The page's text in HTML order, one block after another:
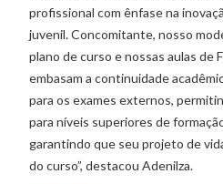
profissional com ênfase na
juvenil. Concomitante, nosso
plano de curso e nossas aulas de
embasam a continuidade
para os exames externos,
para níveis superiores de
garantindo que seu projeto de
do curso”, destacou Adenilza.